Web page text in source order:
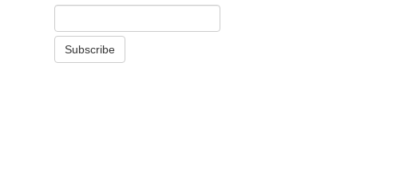
Subscribe